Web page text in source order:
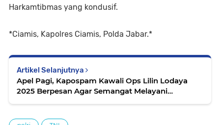
Harkamtibmas yang kondusif.
*Ciamis, Kapolres Ciamis, Polda Jabar.*
Artikel Selanjutnya
Apel Pagi, Kapospam Kawali Ops Lilin Lodaya
2025 Berpesan Agar Semangat Melayani